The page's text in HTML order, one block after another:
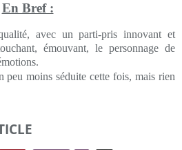
En Bref :
avec un parti-pris innovant et
émouvant, le personnage de
peu moins séduite cette fois, mais rien